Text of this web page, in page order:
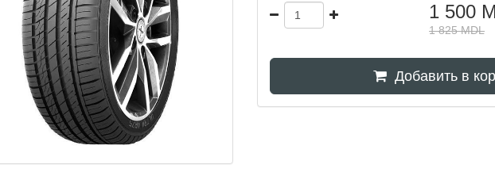
1 500
1 825MDL
Добавить в